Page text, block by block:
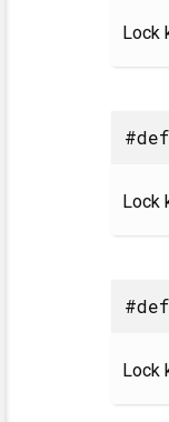
Lock
Lock
Lock